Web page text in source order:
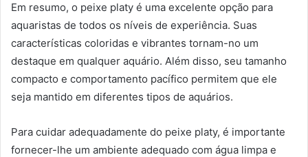
Em resumo, o peixe platy é uma excelente opção para
aquaristas de todos os níveis de experiência. Suas
características coloridas e vibrantes tornam-no um
destaque em qualquer aquário. Além disso, seu tamanho
compacto e comportamento pacífico permitem que ele
seja mantido em diferentes tipos de aquários.
Para cuidar adequadamente do peixe platy, é importante
fornecer-lhe um ambiente adequado com água limpa e